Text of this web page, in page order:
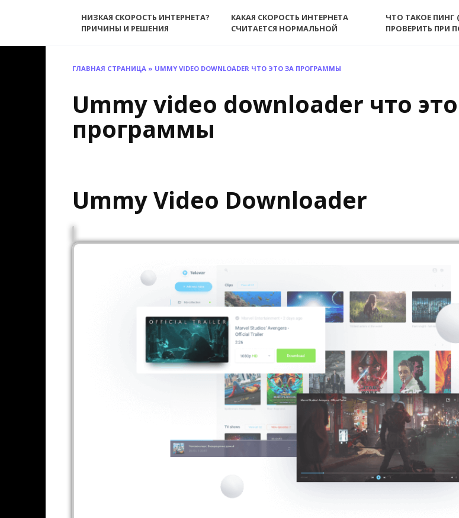
НИЗКАЯ СКОРОСТЬ ИНТЕРНЕТА?
ПРИЧИНЫ И РЕШЕНИЯ
КАКАЯ СКОРОСТЬ ИНТЕРНЕТА
СЧИТАЕТСЯ НОРМАЛЬНОЙ
ЧТО ТАКОЕ ПИНГ
ПРОВЕРИТЬ ПРИ
ГЛАВНАЯ СТРАНИЦА » UMMY VIDEO DOWNLOADER ЧТО ЭТО ЗА ПРОГРАММЫ
Ummy video downloader что
программы
Ummy Video Downloader